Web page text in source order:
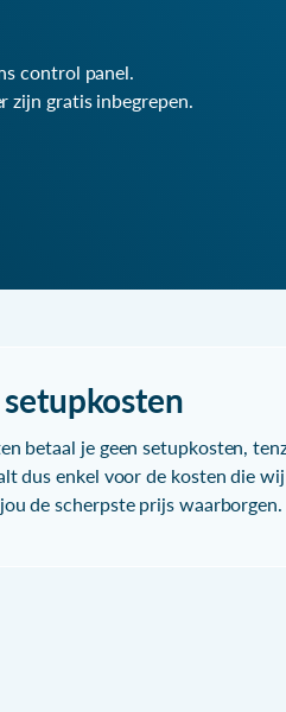
control panel.
zijn gratis inbegrepen.
betaal je geen setupkosten,
dus enkel voor de kosten die
de scherpste prijs waarborgen.